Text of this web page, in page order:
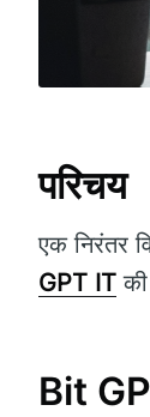
परिचय
एक निरंतर
GPT IT
Bit